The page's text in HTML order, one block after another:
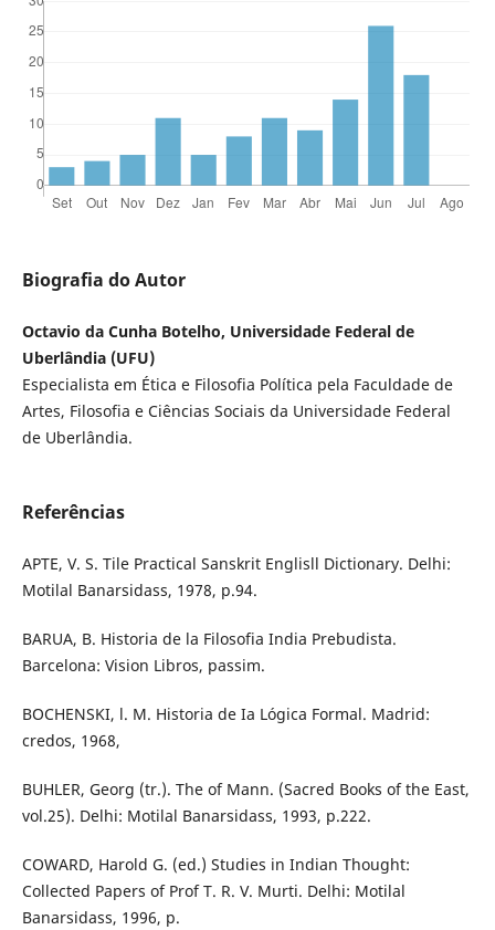
Biografia do Autor
Octavio da Cunha Botelho, Universidade Federal de
Uberlândia (UFU)
Especialista em Ética e Filosofia Política pela Faculdade de
Artes, Filosofia e Ciências Sociais da Universidade Federal
de Uberlândia.
Referências
APTE, V. S. Tile Practical Sanskrit Englisll Dictionary. Delhi:
Motilal Banarsidass, 1978, p.94.
BARUA, B. Historia de la Filosofia India Prebudista.
Barcelona: Vision Libros, passim.
BOCHENSKI, l. M. Historia de Ia Lógica Formal. Madrid:
credos, 1968,
BUHLER, Georg (tr.). The of Mann. (Sacred Books of the East,
vol.25). Delhi: Motilal Banarsidass, 1993, p.222.
COWARD, Harold G. (ed.) Studies in Indian Thought:
Collected Papers of Prof T. R. V. Murti. Delhi: Motilal
Banarsidass, 1996, p.